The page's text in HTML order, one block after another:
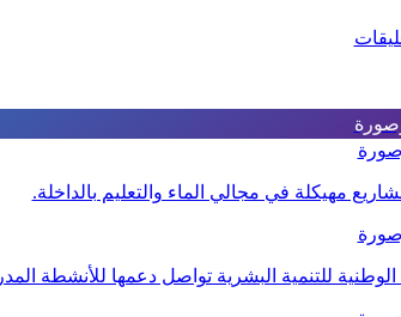
مهيكلة في مجالي الماء والتعليم بالداخلة.
الوطنية للتنمية البشرية تواصل دعمها للأنشطة